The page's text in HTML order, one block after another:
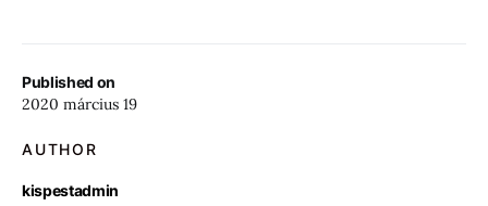
Published on
2020 március 19
AUTHOR
kispestadmin